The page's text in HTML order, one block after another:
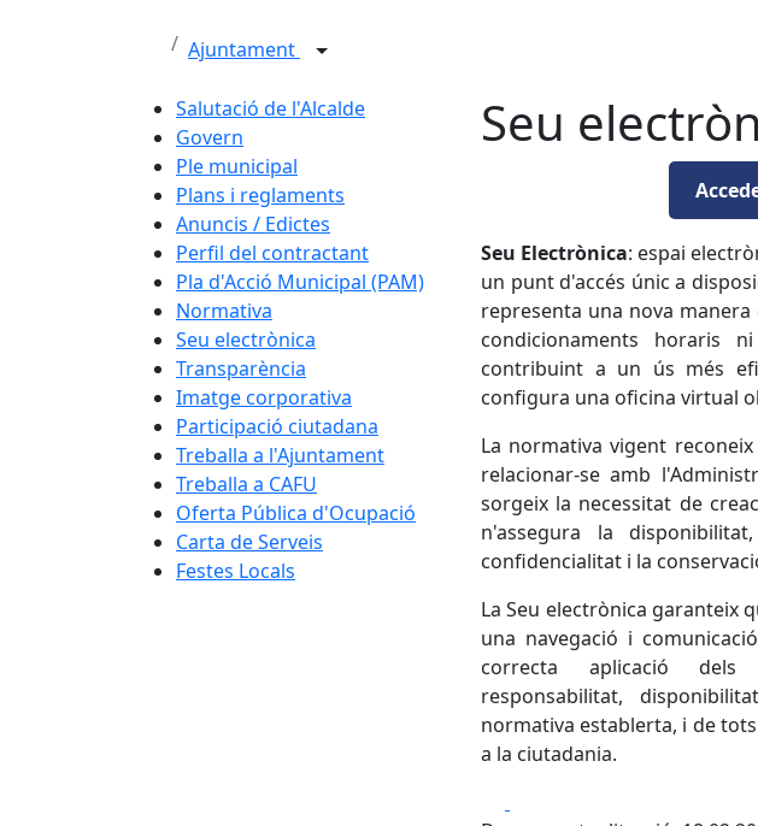
Ajuntament
Salutació de l'Alcalde
Govern
Ple municipal
Plans i reglaments
Anuncis / Edictes
Perfil del contractant
Pla d'Acció Municipal (PAM)
Normativa
Seu electrònica
Transparència
Imatge corporativa
Participació ciutadana
Treballa a l'Ajuntament
Treballa a CAFU
Oferta Pública d'Ocupació
Carta de Serveis
Festes Locals
Seu
Seu Electrònica: espai
un punt d'accés únic a
representa una nova
condicionaments horaris
contribuint a un ús més
configura una oficina virtual
La normativa vigent
relacionar-se amb
sorgeix la necessitat de
n'assegura la
confidencialitat i la
La Seu electrònica garanteix
una navegació i
correcta aplicació dels
responsabilitat,
normativa establerta, i de
a la ciutadania.